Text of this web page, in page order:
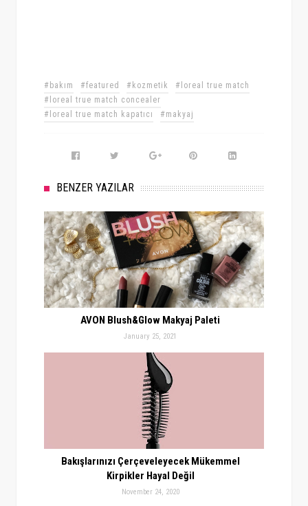
#bakım #featured #kozmetik
#loreal true match
#loreal true match concealer
#loreal true match kapatıcı
#makyaj
BENZER YAZILAR
AVON Blush&Glow Makyaj Paleti
January 25, 2021
Bakışlarınızı Çerçeveleyecek Mükemmel
Kirpikler Hayal Değil
November 24, 2020